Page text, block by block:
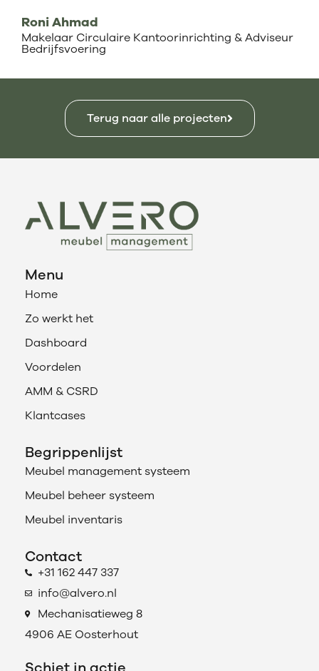
Roni Ahmad
Makelaar Circulaire Kantoorinrichting & Adviseur
Bedrijfsvoering
Terug naar alle projecten
Menu
Home
Zo werkt het
Dashboard
Voordelen
AMM & CSRD
Klantcases
Begrippenlijst
Meubel management systeem
Meubel beheer systeem
Meubel inventaris
Contact
+31 162 447 337
info@alvero.nl
Mechanisatieweg 8
4906 AE Oosterhout